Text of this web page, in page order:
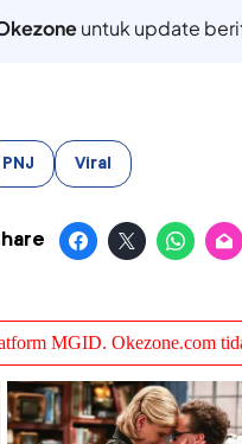
untuk update
PNJ Viral